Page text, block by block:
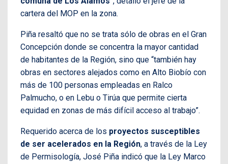
cartera del MOP en la zona.
Piña resaltó que no se trata sólo de obras en el Gran
Concepción donde se concentra la mayor cantidad
de habitantes de la Región, sino que “también hay
obras en sectores alejados como en Alto Biobío con
más de 100 personas empleadas en Ralco
Palmucho, o en Lebu o Tirúa que permite cierta
equidad en zonas de más difícil acceso al trabajo”.
Requerido acerca de los proyectos susceptibles
de ser acelerados en la Región, a través de la Ley
de Permisología, José Piña indicó que la Ley Marco